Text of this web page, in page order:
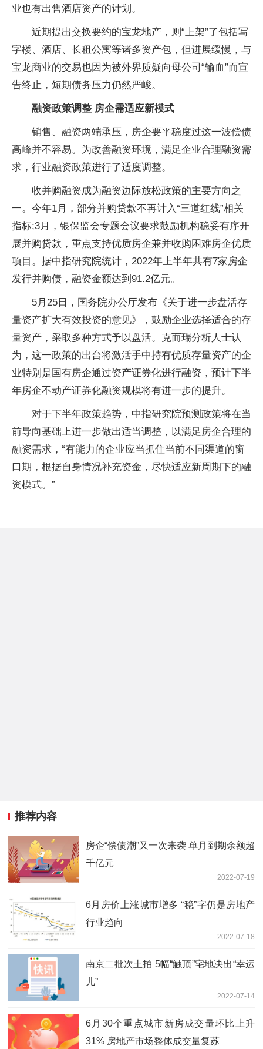
业也有出售酒店资产的计划。
近期提出交换要约的宝龙地产，则“上架”了包括写
字楼、酒店、长租公寓等诸多资产包，但进展缓慢，与
宝龙商业的交易也因为被外界质疑向母公司“输血”而宣
告终止，短期债务压力仍然严峻。
融资政策调整 房企需适应新模式
销售、融资两端承压，房企要平稳度过这一波偿债
高峰并不容易。为改善融资环境，满足企业合理融资需
求，行业融资政策进行了适度调整。
收并购融资成为融资边际放松政策的主要方向之
一。今年1月，部分并购贷款不再计入“三道红线”相关
指标;3月，银保监会专题会议要求鼓励机构稳妥有序开
展并购贷款，重点支持优质房企兼并收购困难房企优质
项目。据中指研究院统计，2022年上半年共有7家房企
发行并购债，融资金额达到91.2亿元。
5月25日，国务院办公厅发布《关于进一步盘活存
量资产扩大有效投资的意见》，鼓励企业选择适合的存
量资产，采取多种方式予以盘活。克而瑞分析人士认
为，这一政策的出台将激活手中持有优质存量资产的企
业特别是国有房企通过资产证券化进行融资，预计下半
年房企不动产证券化融资规模将有进一步的提升。
对于下半年政策趋势，中指研究院预测政策将在当
前导向基础上进一步做出适当调整，以满足房企合理的
融资需求，“有能力的企业应当抓住当前不同渠道的窗
口期，根据自身情况补充资金，尽快适应新周期下的融
资模式。”
推荐内容
房企“偿债潮”又一次来袭 单月到期余额超
千亿元
2022-07-19
6月房价上涨城市增多 “稳”字仍是房地产
行业趋向
2022-07-18
南京二批次土拍 5幅“触顶”宅地决出“幸运
儿”
2022-07-14
6月30个重点城市新房成交量环比上升
31% 房地产市场整体成交量复苏